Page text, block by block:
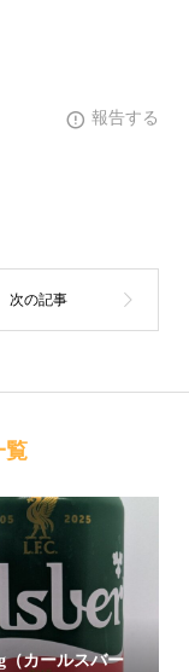
報告する
覧
（カールスバー